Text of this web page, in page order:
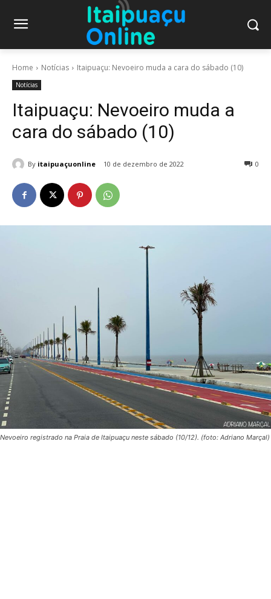
Home Notícias Itaipuaçu: Nevoeiro muda a cara do sábado (10)
Notícias
Itaipuaçu: Nevoeiro muda a
cara do sábado (10)
By itaipuaçuonline 10 de dezembro de 2022 0
Nevoeiro registrado na Praia de Itaipuaçu neste sábado (10/12). (foto: Adriano Marçal)